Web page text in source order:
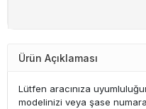
Ürün Açıklaması
Lütfen aracınıza
modelinizi veya şase